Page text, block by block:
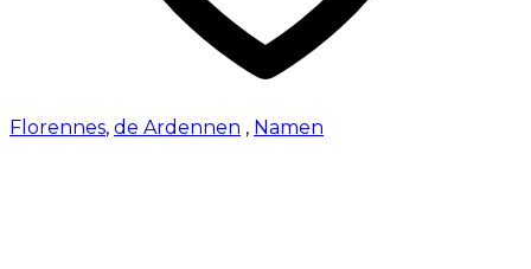
Florennes, de Ardennen , Namen